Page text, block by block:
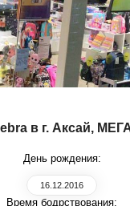
в г. Аксай,
День рождения:
16.12.2016
Время бодрствования: